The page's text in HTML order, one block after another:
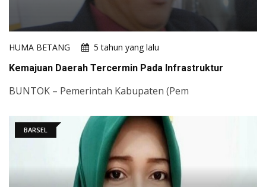
HUMA BETANG
5 tahun yang lalu
Kemajuan Daerah Tercermin Pada Infrastruktur
BUNTOK – Pemerintah Kabupaten (Pem
BARSEL